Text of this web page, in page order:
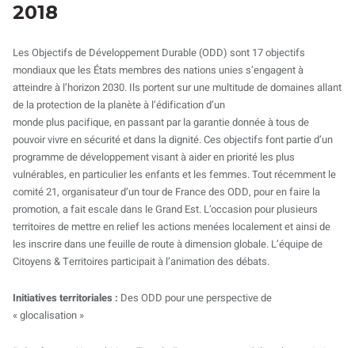
2018
Les Objectifs de Développement Durable (ODD) sont 17 objectifs
mondiaux que les États membres des nations unies s’engagent à
atteindre à l’horizon 2030. Ils portent sur une multitude de domaines allant
de la protection de la planète à l’édification d’un
monde plus pacifique, en passant par la garantie donnée à tous de
pouvoir vivre en sécurité et dans la dignité. Ces objectifs font partie d’un
programme de développement visant à aider en priorité les plus
vulnérables, en particulier les enfants et les femmes. Tout récemment le
comité 21, organisateur d’un tour de France des ODD, pour en faire la
promotion, a fait escale dans le Grand Est. L’occasion pour plusieurs
territoires de mettre en relief les actions menées localement et ainsi de
les inscrire dans une feuille de route à dimension globale. L’équipe de
Citoyens & Territoires participait à l’animation des débats.
Initiatives territoriales : Des ODD pour une perspective de
« glocalisation »